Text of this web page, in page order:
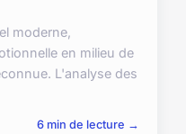
moderne,
en milieu de
L'analyse des
6 min de lecture →